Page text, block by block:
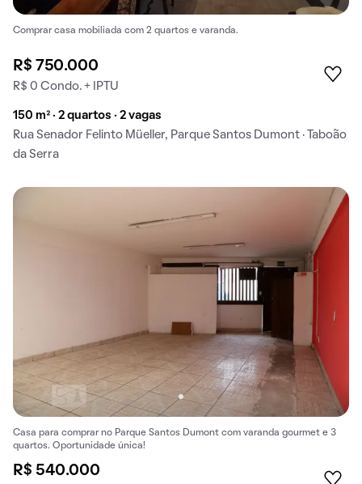
Comprar casa mobiliada com 2 quartos e varanda.
R$ 750.000
R$ 0 Condo. + IPTU
150 m² · 2 quartos · 2 vagas
Rua Senador Felinto Müeller, Parque Santos Dumont · Taboão
da Serra
Casa para comprar no Parque Santos Dumont com varanda gourmet e 3
quartos. Oportunidade única!
R$ 540.000